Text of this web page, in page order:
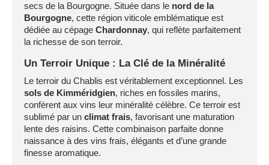
secs de la Bourgogne. Située dans le nord de la
Bourgogne, cette région viticole emblématique est
dédiée au cépage Chardonnay, qui reflète parfaitement
la richesse de son terroir.
Un Terroir Unique : La Clé de la Minéralité
Le terroir du Chablis est véritablement exceptionnel. Les
sols de Kimméridgien, riches en fossiles marins,
confèrent aux vins leur minéralité célèbre. Ce terroir est
sublimé par un climat frais, favorisant une maturation
lente des raisins. Cette combinaison parfaite donne
naissance à des vins frais, élégants et d’une grande
finesse aromatique.